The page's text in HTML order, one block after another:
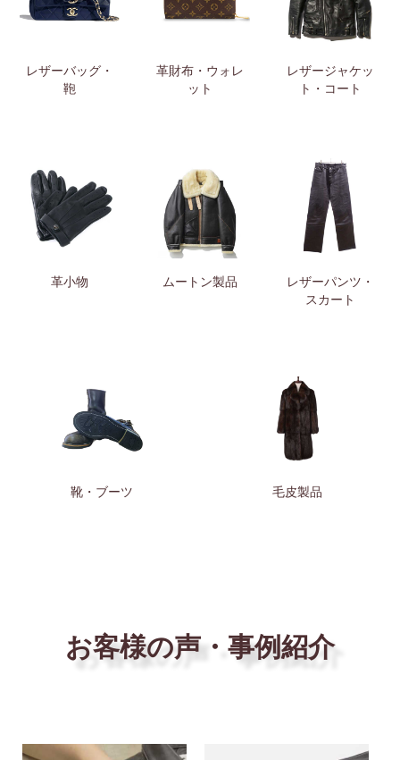
レザーバッグ・
鞄
革財布・ウォレ
ット
レザージャケッ
ト・コート
革小物 ムートン製品
レザーパンツ・
スカート
靴・ブーツ 毛皮製品
お客様の声・事例紹介